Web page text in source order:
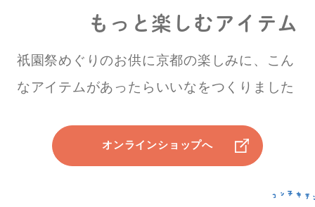
もっと楽しむ アイテム
祇園祭めぐりのお供に 京都の楽しみに、こん
なアイテムがあったらいいなをつくりました
オンラインショップへ